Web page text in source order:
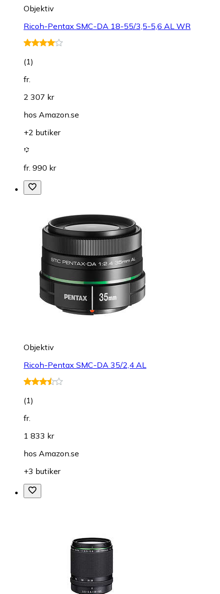
Objektiv
Ricoh-Pentax SMC-DA 18-55/3,5-5,6 AL WR
(1)
fr.
2 307 kr
hos Amazon.se
+2 butiker
fr. 990 kr
Objektiv
Ricoh-Pentax SMC-DA 35/2,4 AL
(1)
fr.
1 833 kr
hos Amazon.se
+3 butiker